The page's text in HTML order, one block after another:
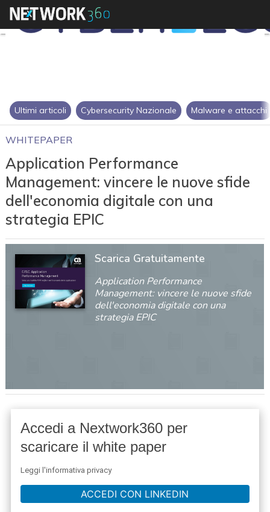
Ultimi articoli Cybersecurity Nazionale Malware e attacchi
WHITEPAPER
Application Performance
Management: vincere le nuove sfide
dell'economia digitale con una
strategia EPIC
Scarica Gratuitamente
Application Performance
Management: vincere le nuove sfide
dell'economia digitale con una
strategia EPIC
Accedi a Nextwork360 per
scaricare il white paper
Leggi l'informativa privacy
ACCEDI CON LINKEDIN